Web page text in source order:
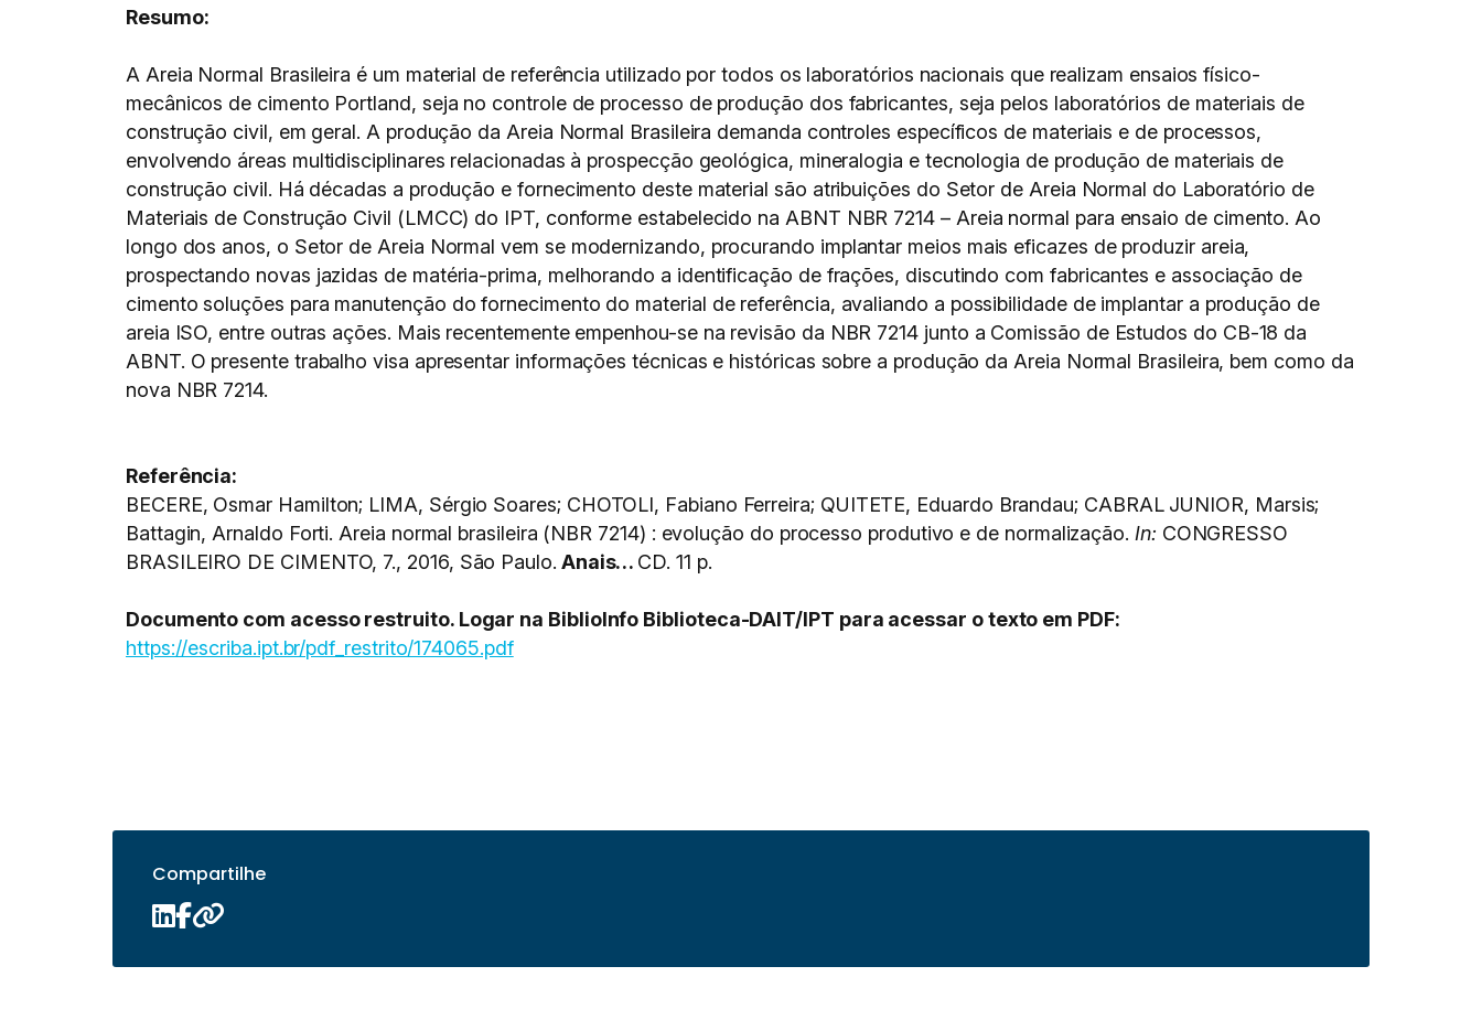
Resumo:
A Areia Normal Brasileira é um material de referência utilizado por todos os laboratórios nacionais que realizam ensaios físico-
mecânicos de cimento Portland, seja no controle de processo de produção dos fabricantes, seja pelos laboratórios de materiais de
construção civil, em geral. A produção da Areia Normal Brasileira demanda controles específicos de materiais e de processos,
envolvendo áreas multidisciplinares relacionadas à prospecção geológica, mineralogia e tecnologia de produção de materiais de
construção civil. Há décadas a produção e fornecimento deste material são atribuições do Setor de Areia Normal do Laboratório de
Materiais de Construção Civil (LMCC) do IPT, conforme estabelecido na ABNT NBR 7214 – Areia normal para ensaio de cimento. Ao
longo dos anos, o Setor de Areia Normal vem se modernizando, procurando implantar meios mais eficazes de produzir areia,
prospectando novas jazidas de matéria-prima, melhorando a identificação de frações, discutindo com fabricantes e associação de
cimento soluções para manutenção do fornecimento do material de referência, avaliando a possibilidade de implantar a produção de
areia ISO, entre outras ações. Mais recentemente empenhou-se na revisão da NBR 7214 junto a Comissão de Estudos do CB-18 da
ABNT. O presente trabalho visa apresentar informações técnicas e históricas sobre a produção da Areia Normal Brasileira, bem como da
nova NBR 7214.
Referência:
BECERE, Osmar Hamilton; LIMA, Sérgio Soares; CHOTOLI, Fabiano Ferreira; QUITETE, Eduardo Brandau; CABRAL JUNIOR, Marsis;
Battagin, Arnaldo Forti. Areia normal brasileira (NBR 7214) : evolução do processo produtivo e de normalização. In: CONGRESSO
BRASILEIRO DE CIMENTO, 7., 2016, São Paulo. Anais… CD. 11 p.
Documento com acesso restruito. Logar na BiblioInfo Biblioteca-DAIT/IPT para acessar o texto em PDF:
https://escriba.ipt.br/pdf_restrito/174065.pdf
Compartilhe